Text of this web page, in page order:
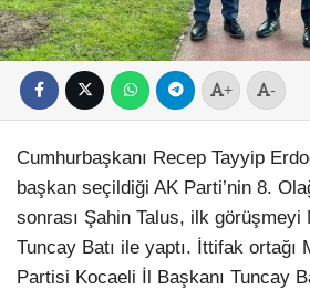
+ -
Cumhurbaşkanı Recep Tayyip
başkan seçildiği AK Parti’nin 8.
sonrası Şahin Talus, ilk görüşmeyi
Tuncay Batı ile yaptı. İttifak ortağı
Partisi Kocaeli İl Başkanı Tuncay